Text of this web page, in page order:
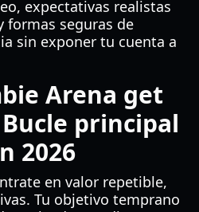
expectativas realistas
formas seguras de
sin exponer tu cuenta a
Arena get
principal
2026
en valor repetible,
Tu objetivo temprano